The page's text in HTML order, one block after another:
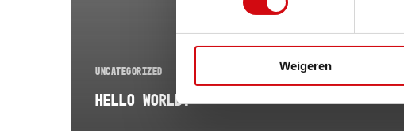
Weigeren
UNCATEGORIZED
HELLO WORLD!